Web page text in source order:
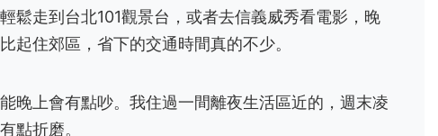
鬆走到台北101觀景台，或者去信義威秀看電影，晚
起住郊區，省下的交通時間真的不少。
晚上會有點吵。我住過一間離夜生活區近的，週末凌
點折磨。